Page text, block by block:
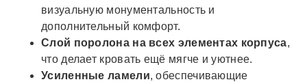
визуальную монументальность и
дополнительный комфорт.
Слой поролона на всех элементах корпуса,
что делает кровать ещё мягче и уютнее.
Усиленные ламели, обеспечивающие